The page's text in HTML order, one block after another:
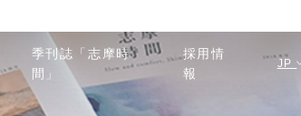
季刊誌「志摩時
間」
採用情
報
JP